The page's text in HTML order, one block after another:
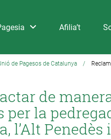
Afilia’t
de Pagesos de Catalunya /
de
la
l’Alt Penedès